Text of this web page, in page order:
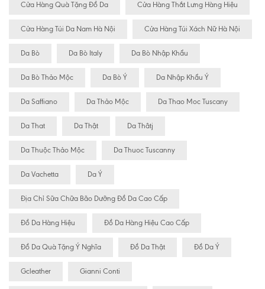
Cửa Hàng Quà Tặng Đồ Da Cửa Hàng Thắt Lưng Hàng Hiệu
Cửa Hàng Túi Da Nam Hà Nội Cửa Hàng Túi Xách Nữ Hà Nội
Da Bò Da Bò Italy Da Bò Nhập Khẩu
Da Bò Thảo Mộc Da Bò Ý Da Nhập Khẩu Ý
Da Saffiano Da Thảo Mộc Da Thao Moc Tuscany
Da That Da Thật Da Thâtj
Da Thuộc Thảo Mộc Da Thuoc Tuscanny
Da Vachetta Da Ý
Địa Chỉ Sữa Chữa Bão Dưỡng Đồ Da Cao Cấp
Đồ Da Hàng Hiệu Đồ Da Hàng Hiệu Cao Cấp
Đồ Da Quà Tặng Ý Nghĩa Đồ Da Thật Đồ Da Ý
Gcleather Gianni Conti